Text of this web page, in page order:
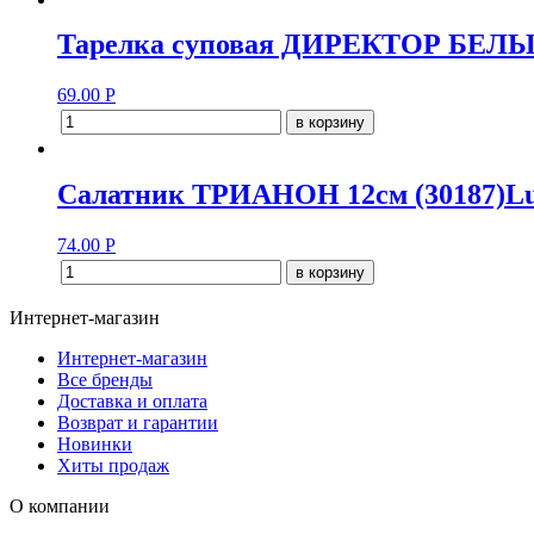
Тарелка суповая ДИРЕКТОР
69.00 Р
в корзину
Салатник ТРИАНОН 12см
74.00 Р
в корзину
Интернет-магазин
Интернет-магазин
Все бренды
Доставка и оплата
Возврат и гарантии
Новинки
Хиты продаж
О компании